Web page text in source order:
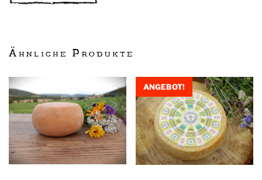
Die
können
auf
der
Produktseite
gewählt
werden
Ähnliche Produkte
ANGEBOT!